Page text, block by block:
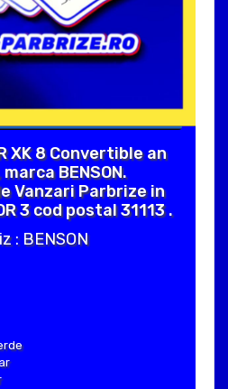
XK 8 Convertible an
BENSON.
Vanzari Parbrize in
3 cod postal 31113 .
: BENSON